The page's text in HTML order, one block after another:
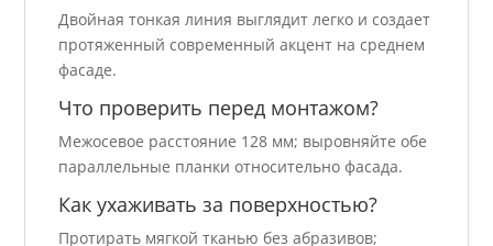
Двойная тонкая линия выглядит легко и создает
протяженный современный акцент на среднем
фасаде.
Что проверить перед монтажом?
Межосевое расстояние 128 мм; выровняйте обе
параллельные планки относительно фасада.
Как ухаживать за поверхностью?
Протирать мягкой тканью без абразивов;